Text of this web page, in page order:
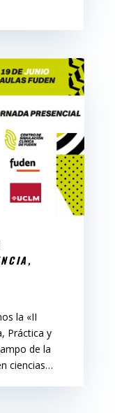
la «II
Práctica y
de la
ciencias…